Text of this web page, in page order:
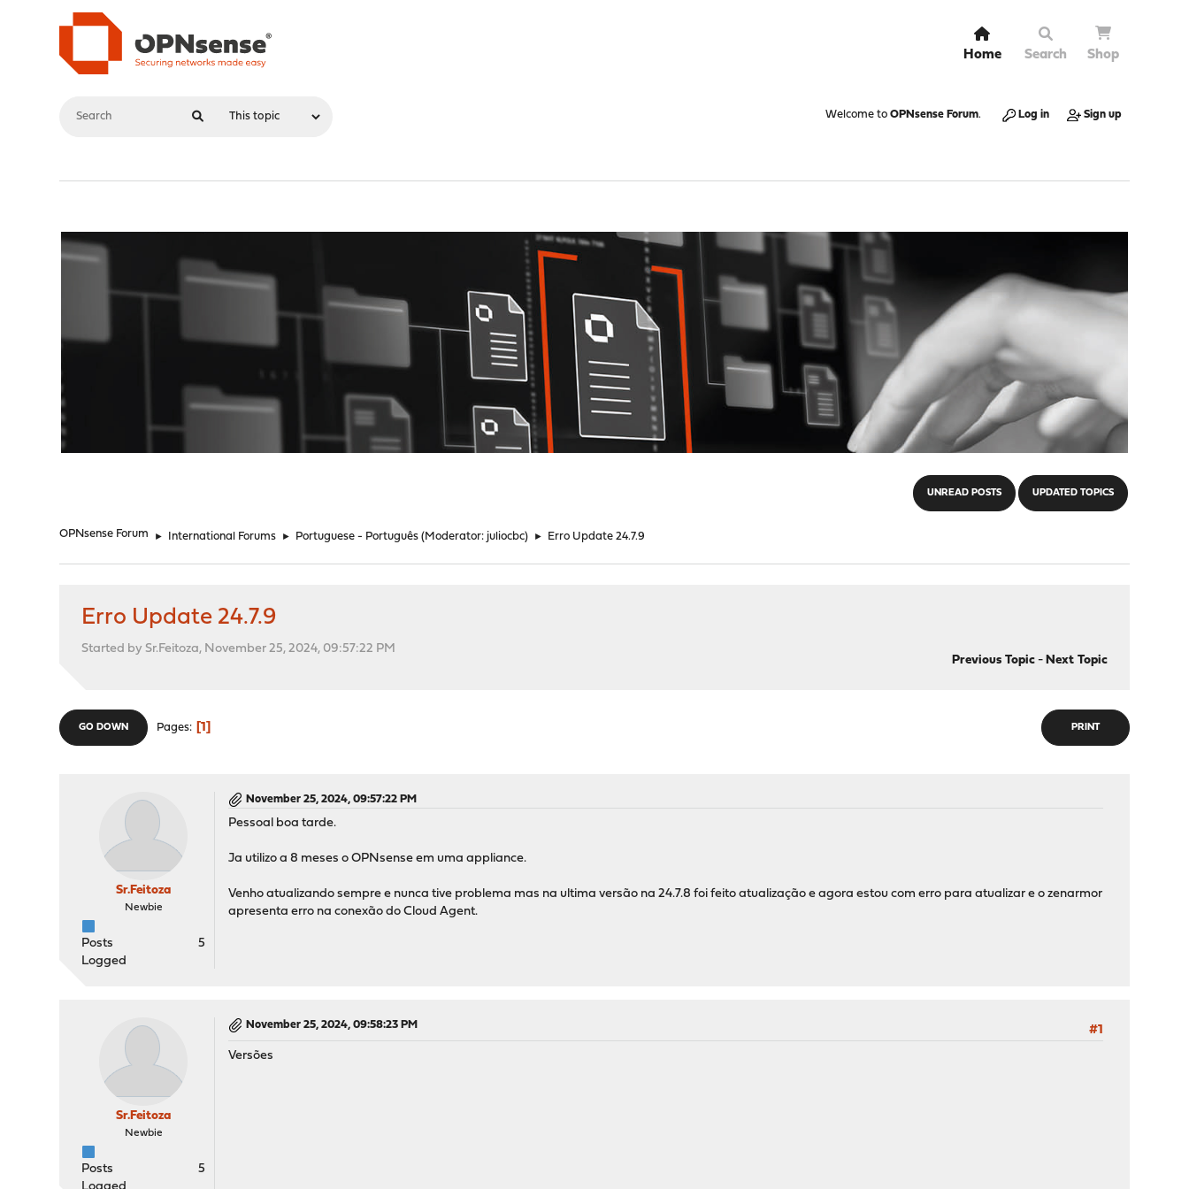
Home Search Shop
Welcome to OPNsense Forum. Log in Sign up
UNREAD POSTS UPDATED TOPICS
OPNsense Forum ► International Forums ► Portuguese - Português (Moderator: juliocbc) ► Erro Update 24.7.9
Erro Update 24.7.9
Started by Sr.Feitoza, November 25, 2024, 09:57:22 PM
Previous Topic- Next Topic
PRINT
GO DOWN Pages 1
Sr.Feitoza
Newbie
Posts
5
Logged
November 25, 2024, 09:57:22 PM
Pessoal boa tarde.
Ja utilizo a 8 meses o OPNsense em uma appliance.
Venho atualizando sempre e nunca tive problema mas na ultima versão na 24.7.8 foi feito atualização e agora estou com erro para atualizar e o zenarmor
apresenta erro na conexão do Cloud Agent.
Sr.Feitoza
Newbie
Posts
5
November 25, 2024, 09:58:23 PM
#1
Versões